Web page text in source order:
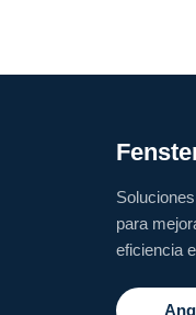
para
eficiencia